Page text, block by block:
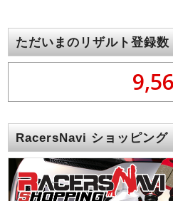
ただいまのリザルト登録数
RacersNavi ショッピング